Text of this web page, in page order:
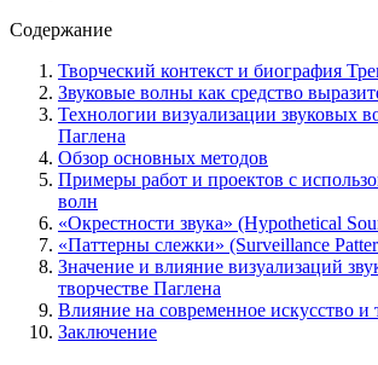
Содержание
Творческий контекст и биография
Звуковые волны как средство
Технологии визуализации звуковых
Паглена
Обзор основных методов
Примеры работ и проектов с
волн
«Окрестности звука» (Hypothetical
«Паттерны слежки» (Surveillance
Значение и влияние визуализаций
творчестве Паглена
Влияние на современное искусство и
Заключение